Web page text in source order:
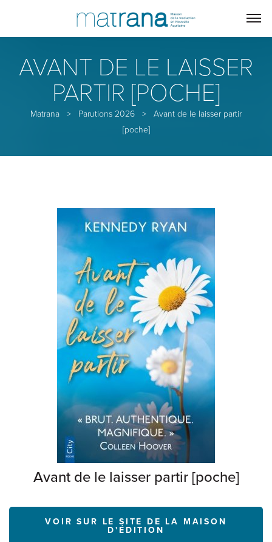
AVANT DE LE LAISSER
PARTIR [POCHE]
Matrana > Parutions 2026 >
Avant de le laisser partir
[poche]
Avant de le laisser partir [poche]
VOIR SUR LE SITE DE LA MAISON
D'ÉDITION